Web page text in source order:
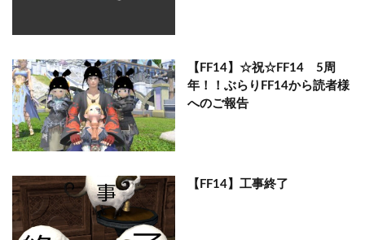
【FF14】☆祝☆FF14 5周
年！！ぶらりFF14から読者様
へのご報告
【FF14】工事終了